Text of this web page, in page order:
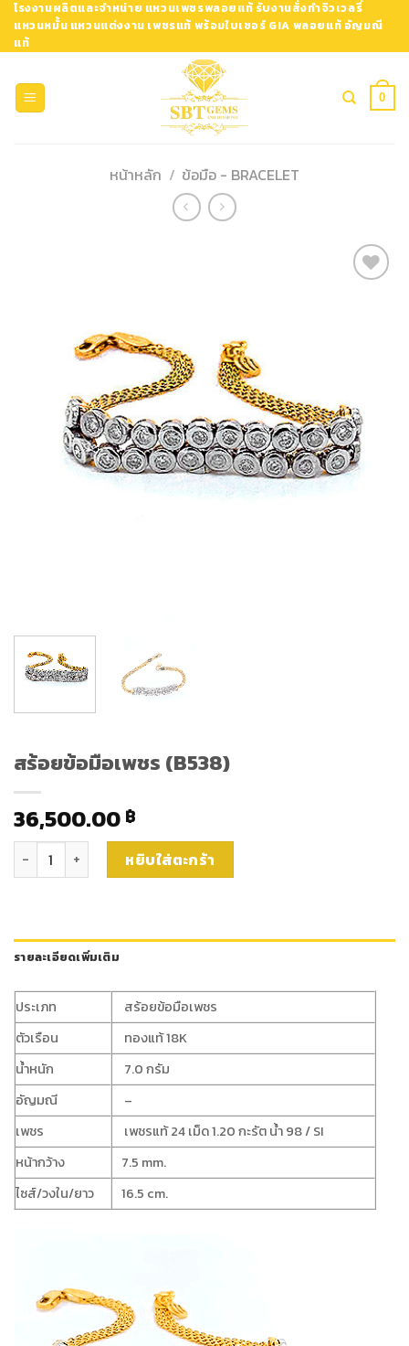
Skip
content
โรงงานผลิตและจำหน่าย แหวนเพชรพลอยแท้ รับงานสั่งทำจิวเวลรี่
แหวนหมั้น แหวนแต่งงาน เพชรแท้ พร้อมใบเซอร์ GIA พลอยแท้ อัญมณี
แท้
0
หน้าหลัก / ข้อมือ - BRACELET
สร้อยข้อมือเพชร (B538)
36,500.00 ฿
จำนวน สร้อยข้อมือเพชร (B538) ชิ้น
หยิบใส่ตะกร้า
รายละเอียดเพิ่มเติม
ประเภท
สร้อยข้อมือเพชร
ตัวเรือน
ทองแท้ 18K
น้ำหนัก
7.0 กรัม
อัญมณี
–
เพชร
เพชรแท้ 24 เม็ด 1.20 กะรัต น้ำ 98 / SI
หน้ากว้าง
7.5 mm.
ไซส์/วงใน/ยาว
16.5 cm.